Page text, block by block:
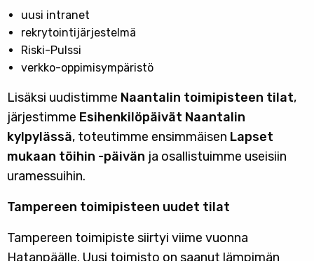
uusi intranet
rekrytointijärjestelmä
Riski-Pulssi
verkko-oppimisympäristö
Lisäksi uudistimme Naantalin toimipisteen tilat,
järjestimme Esihenkilöpäivät Naantalin
kylpylässä, toteutimme ensimmäisen Lapset
mukaan töihin -päivän ja osallistuimme useisiin
uramessuihin.
Tampereen toimipisteen uudet tilat
Tampereen toimipiste siirtyi viime vuonna
Hatanpäälle. Uusi toimisto on saanut lämpimän